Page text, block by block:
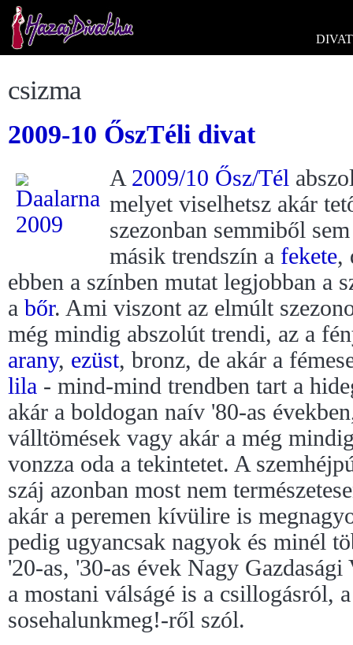
DIVAT
csizma
2009-10 ŐszTéli divat
A 2009/10 Ősz/Tél
melyet viselhetsz akár
szezonban semmiből
másik trendszín a fekete,
ebben a színben mutat legjobban a
a bőr. Ami viszont az elmúlt
még mindig abszolút trendi, az a
arany, ezüst, bronz, de akár a
lila - mind-mind trendben tart a
akár a boldogan naív '80-as
válltömések vagy akár a még
vonzza oda a tekintetet. A
száj azonban most nem
akár a peremen kívülire is
pedig ugyancsak nagyok és minél
'20-as, '30-as évek Nagy
a mostani válságé is a csillogásról,
sosehalunkmeg!-ről szól.